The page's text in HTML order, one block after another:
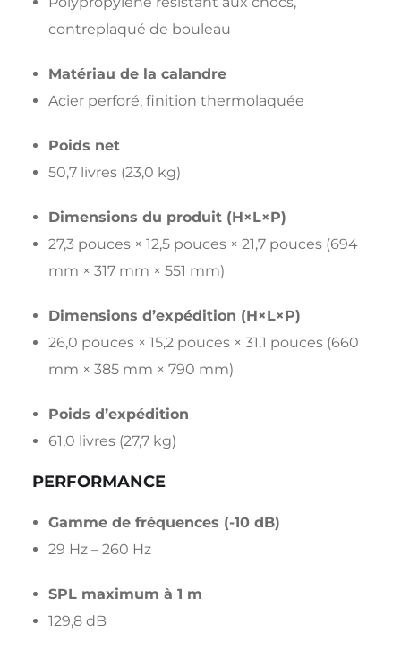
contreplaqué de bouleau
Matériau de la calandre
Acier perforé, finition thermolaquée
Poids net
50,7 livres (23,0 kg)
Dimensions du produit (H×L×P)
27,3 pouces × 12,5 pouces × 21,7 pouces (694
mm × 317 mm × 551 mm)
Dimensions d’expédition (H×L×P)
26,0 pouces × 15,2 pouces × 31,1 pouces (660
mm × 385 mm × 790 mm)
Poids d’expédition
61,0 livres (27,7 kg)
PERFORMANCE
Gamme de fréquences (-10 dB)
29 Hz – 260 Hz
SPL maximum à 1 m
129,8 dB